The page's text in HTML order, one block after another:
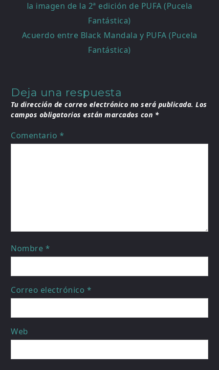
de
la imagen de la 2ª edición de PUFA (Pucela
Fantástica)
Acuerdo entre Black Mandala y PUFA (Pucela
Fantástica)
Deja una respuesta
Tu dirección de correo electrónico no será publicada. Los
campos obligatorios están marcados con *
Comentario *
Nombre *
Correo electrónico *
Web